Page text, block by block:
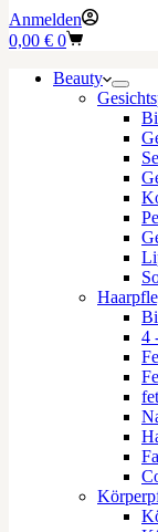
Anmelden
Warenkorb
0,00 € 0
Beauty
4